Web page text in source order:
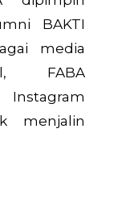
BAKTI
media
FABA
menjalin